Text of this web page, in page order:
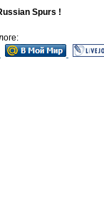
Spurs !